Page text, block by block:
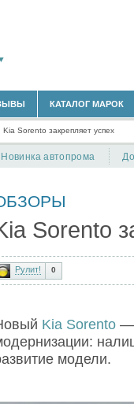
И ОБЛАСТЬ(14298)
КРАЙ(5619)
(412)
РЕГИОНОВ
(1347)
КАТАЛОГ МАРОК
Kia Sorento закрепляет успех
Новинка автопрома
Sorento
Рулит! 0
Kia Sorento —
модели.